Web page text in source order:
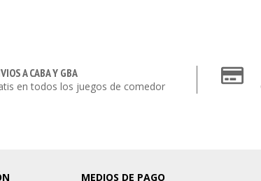
A CABA Y GBA
en todos los juegos de comedor
MEDIOS DE PAGO